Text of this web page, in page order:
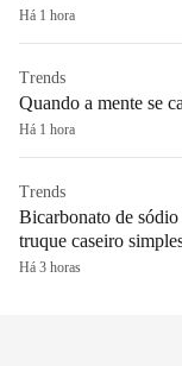
Há 1 hora
Trends
Quando a mente se
Há 1 hora
Trends
Bicarbonato de
truque caseiro
Há 3 horas